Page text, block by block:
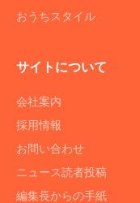
おうちスタイル
サイトについて
会社案内
採用情報
お問い合わせ
ニュース読者投稿
編集長からの手紙